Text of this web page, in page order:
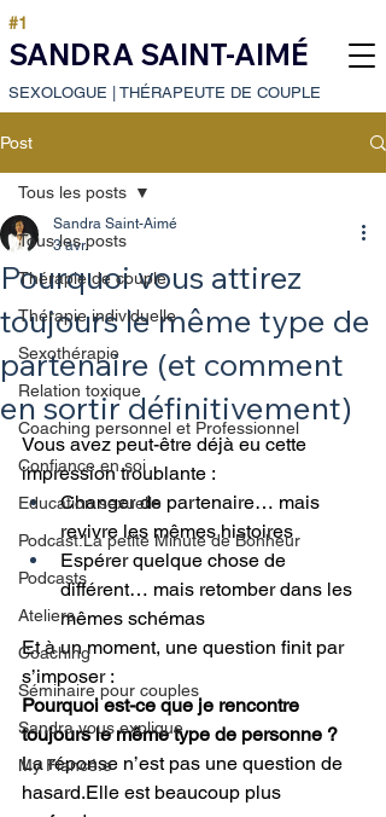
#1
SANDRA SAINT-AIMÉ
SEXOLOGUE THÉRAPEUTE DE COUPLE
Post
Tous les posts
Thérapie de couple
Thérapie individuelle
Sexothérapie
Relation toxique
Coaching personnel et Professionnel
Confiance en soi
Education sexuelle
Podcast:La petite Minute de Bonheur
Podcasts
Ateliers
Coaching
Séminaire pour couples
Sandra vous explique
My Fiancé.e
Tous les posts
Pourquoi vous attirez
toujours le même type de
partenaire (et comment
en sortir définitivement)
Sandra Saint-Aimé
3 avr.
Vous avez peut-être déjà eu cette
impression troublante :
Changer de partenaire… mais
revivre les mêmes histoires
Espérer quelque chose de
différent… mais retomber dans les
mêmes schémas
Et à un moment, une question finit par
s’imposer :
Pourquoi est-ce que je rencontre
toujours le même type de personne ?
La réponse n’est pas une question de
hasard.Elle est beaucoup plus